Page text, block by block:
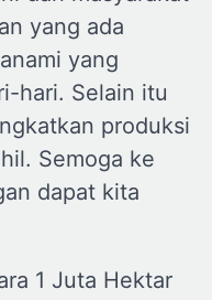
yang ada
yang
hari. Selain itu
produksi
Semoga ke
dapat kita
1 Juta Hektar